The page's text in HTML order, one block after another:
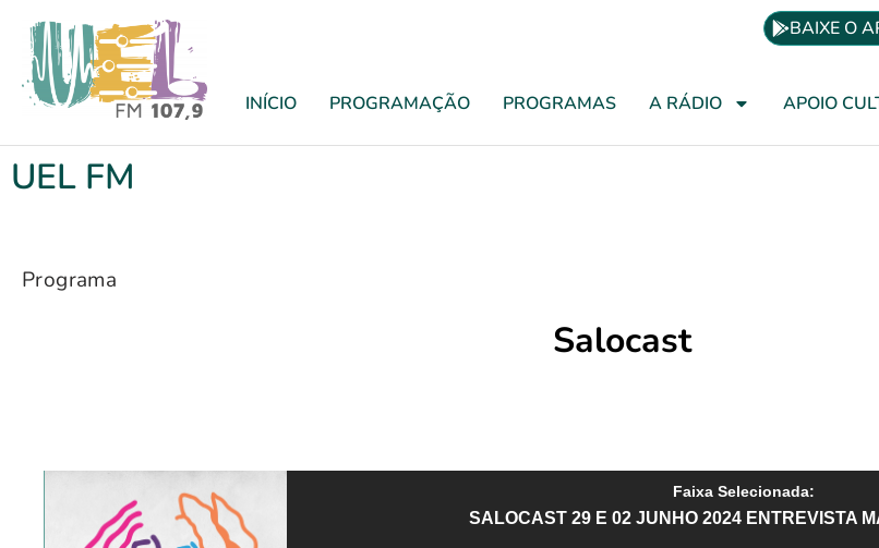
BAIXE O
INÍCIO PROGRAMAÇÃO PROGRAMAS A RÁDIO APOIO
UEL FM
Programa
Salocast
Faixa Selecionada:
SALOCAST 29 E 02 JUNHO 2024 ENTREVISTA